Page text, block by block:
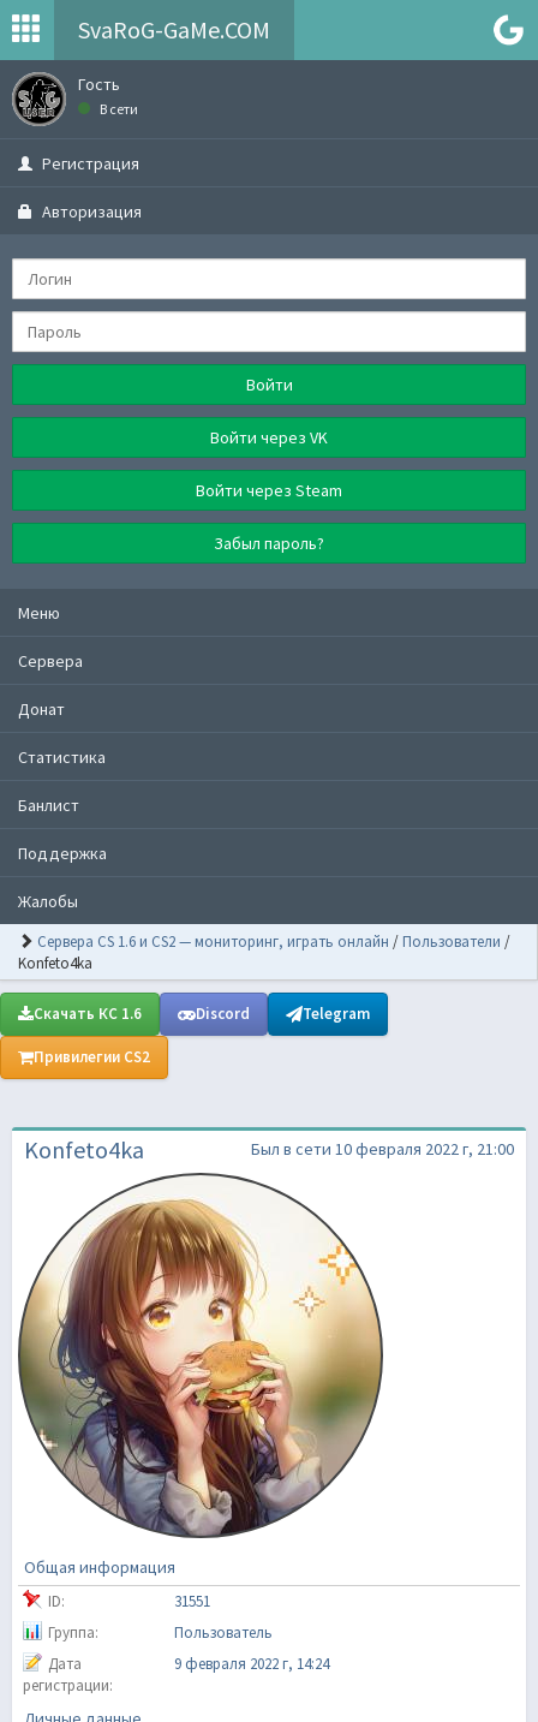
SvaRoG-GaMe.COM
Гость
В сети
Регистрация
Авторизация
Войти
Войти через VK
Войти через Steam
Забыл пароль?
Меню
Сервера
Донат
Статистика
Банлист
Поддержка
Жалобы
Сервера CS 1.6 и CS2 — мониторинг, играть онлайн / Пользователи /
Konfeto4ka
Скачать КС 1.6 Discord Telegram
Привилегии CS2
Konfeto4ka Был в сети 10 февраля 2022 г, 21:00
Общая информация
ID:
31551
Группа:
Пользователь
Дата
регистрации:
9 февраля 2022 г, 14:24